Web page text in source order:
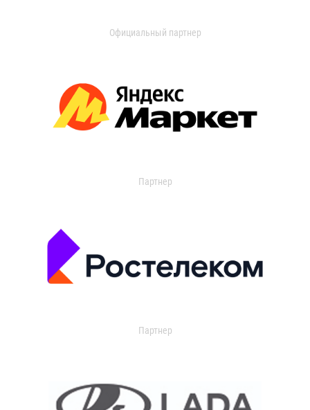
Официальный партнер
Партнер
Партнер